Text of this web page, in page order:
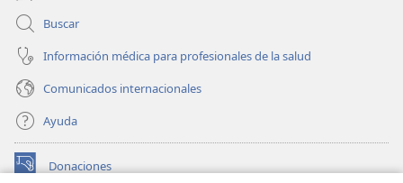
Buscar
Información médica para profesionales de la salud
Comunicados internacionales
Ayuda
Donaciones
(abre